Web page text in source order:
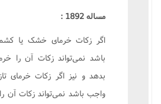
مساله 1892 :
اگر زکات خرماى خشک يا
باشد نمى‌تواند زکات آن را
بدهد و نيز اگر زکات خرماى
واجب باشد نمى‌تواند زکات آن